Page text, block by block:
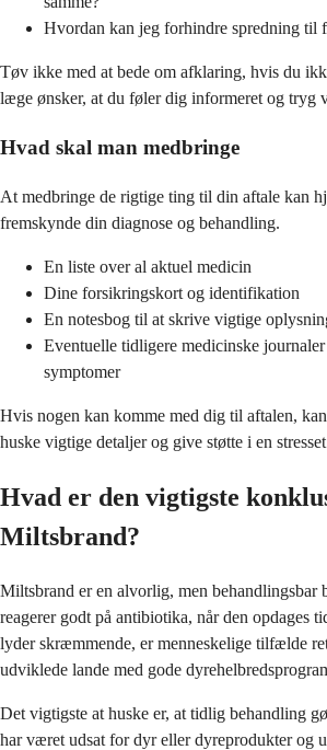
Hvordan kan jeg forhindre spredning til
Tøv ikke med at bede om afklaring, hvis du
læge ønsker, at du føler dig informeret og tryg
Hvad skal man medbringe
At medbringe de rigtige ting til din aftale kan
fremskynde din diagnose og behandling.
En liste over al aktuel medicin
Dine forsikringskort og identifikation
En notesbog til at skrive vigtige
Eventuelle tidligere medicinske
symptomer
Hvis nogen kan komme med dig til aftalen,
huske vigtige detaljer og give støtte i en
Hvad er den vigtigste
Miltsbrand?
Miltsbrand er en alvorlig, men behandlingsbar
reagerer godt på antibiotika, når den opdages
lyder skræmmende, er menneskelige tilfælde
udviklede lande med gode
Det vigtigste at huske er, at tidlig behandling
har været udsat for dyr eller dyreprodukter og